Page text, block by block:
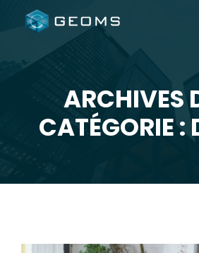
ARCHIVES
CATÉGORIE :
Vous êtes ici :